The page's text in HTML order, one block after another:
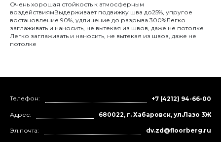
Очень хорошая стойкость к атмосферным
воздействиямВыдерживает подвижку шва до25%, упругое
востановление 90%, удлинение до разрыва 300%Легко
заглаживать и наносить, не вытекая из швов, даже не потолке
Легко заглаживать и наносить, не вытекая из швов, даже не
потолке
Телефон: +7 (4212) 94-66-00
Адрес: 680022, г. Хабаровск, ул.Лазо 3Ж
Эл.почта: dv.zd@floorberg.ru